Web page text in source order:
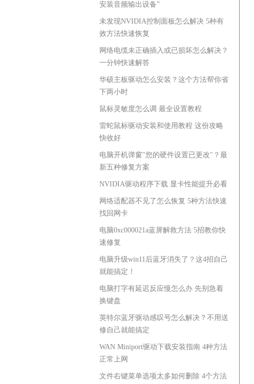
安装音频输出设备”
未发现NVIDIA控制面板怎么解决 5种有
效方法快速恢复
网络电缆未正确插入或已损坏怎么解决？
一分钟快速解答
华硕主板驱动怎么安装？这个方法帮你省
下两小时
鼠标灵敏度怎么调 最全设置教程
雷蛇鼠标驱动安装和使用教程 这份攻略
快收好
电脑开机弹窗"您的硬件设置已更改"？最
新五种修复方案
NVIDIA驱动程序下载 显卡性能提升必看
网络适配器不见了怎么恢复 5种方法快速
找回网卡
电脑0xc000021a蓝屏解救方法 5招教你快
速修复
电脑升级win11后蓝牙消失了？这4招自己
就能搞定！
电脑打字有延迟反应慢怎么办 先别急着
换键盘
英特尔蓝牙驱动感叹号怎么解决？不用送
修自己就能搞定
WAN Miniport驱动下载安装指南 4种方法
正常上网
文件右键菜单选项太多如何删除 4个方法